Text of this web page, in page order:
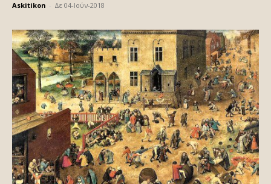
Askitikon Δε 04-Ιούν-2018